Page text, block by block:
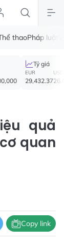
thaoPháp luật
Tỷ giá
EUR
29,432.37
USD
quả
quan
Copy link